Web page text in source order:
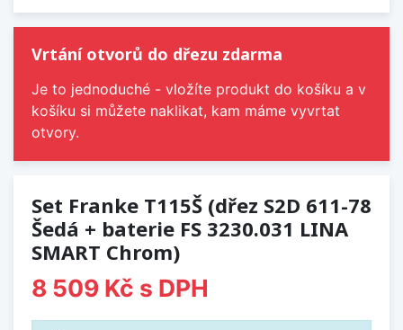
Vrtání otvorů do dřezu zdarma
Je to jednoduché - vložíte produkt do košíku a v
košíku si můžete naklikat, kam máme vyvrtat
otvory.
Set Franke T115Š (dřez S2D 611-78
Šedá + baterie FS 3230.031 LINA
SMART Chrom)
8 509 Kč s DPH